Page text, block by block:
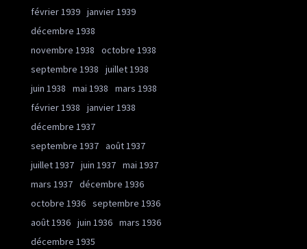
février 1939 janvier 1939
décembre 1938
novembre 1938
octobre 1938
septembre 1938
juillet 1938
juin 1938
mai 1938
mars 1938
février 1938
janvier 1938
décembre 1937
septembre 1937 août 1937
juillet 1937 juin 1937 mai 1937
mars 1937 décembre 1936
octobre 1936 septembre 1936
août 1936 juin 1936 mars 1936
décembre 1935